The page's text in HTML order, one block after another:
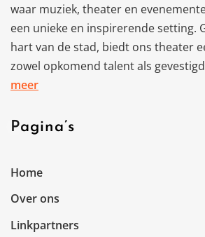
waar muziek, theater en
een unieke en inspirerende setting.
hart van de stad, biedt ons theater
zowel opkomend talent als
meer
Pagina’s
Home
Over ons
Linkpartners